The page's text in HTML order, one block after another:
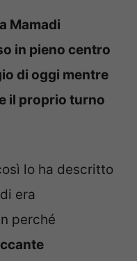
Mamadi
in pieno centro
di oggi mentre
il proprio turno
lo ha descritto
era
perché